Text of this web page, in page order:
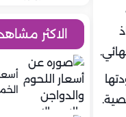
الاكثر
الخميس 6-8-